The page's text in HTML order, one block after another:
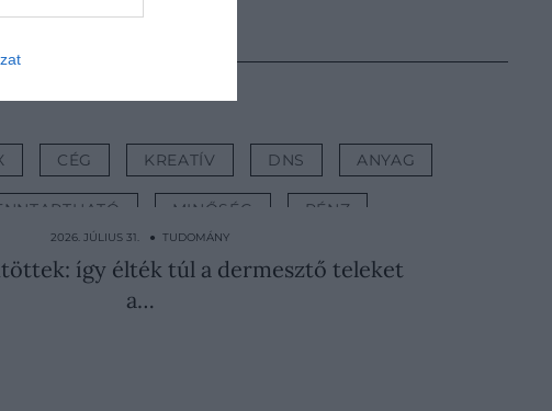
CÉG KREATÍV DNS ANYAG
MINŐSÉG PÉNZ
2026. JÚLIUS 31. ● TUDOMÁNY
így élték túl a dermesztő teleket
a…